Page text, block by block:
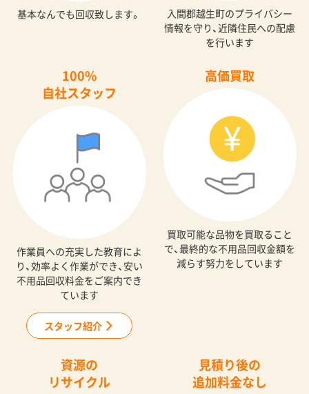
基本なんでも回収致します。
入間郡越生町のプライバシー
情報を守り、近隣住民への配慮
を行います
100%
自社スタッフ
作業員への充実した教育によ
り、効率よく作業ができ、安い
不用品回収料金をご案内でき
ています
スタッフ紹介
高価買取
買取可能な品物を買取ること
で、最終的な不用品回収金額を
減らす努力をしています
資源の
リサイクル
見積り後の
追加料金なし